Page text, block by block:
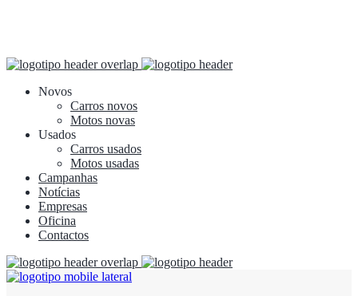
Novos
Carros novos
Motos novas
Usados
Carros usados
Motos usadas
Campanhas
Notícias
Empresas
Oficina
Contactos